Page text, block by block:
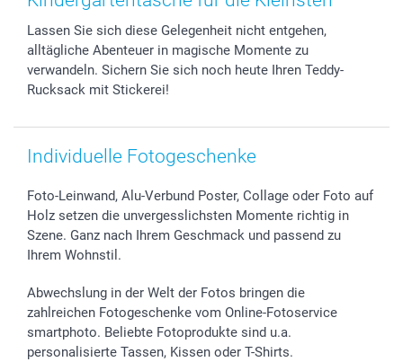
Geschenk-Gutscheine (PDF)
Partnerprogramme
Investor Relations
B2B smartbusiness
Hochzeit
Geburtstag
Geburt
72h Lieferung
Zahlungsmöglichkeiten
Sitemap
smartfriends
smartgarantie
Lassen Sie sich diese Gelegenheit nicht entgehen,
alltägliche Abenteuer in magische Momente zu
verwandeln. Sichern Sie sich noch heute Ihren Teddy-
Rucksack mit Stickerei!
Individuelle Fotogeschenke
Foto-Leinwand, Alu-Verbund Poster, Collage oder Foto auf
Holz setzen die unvergesslichsten Momente richtig in
Szene. Ganz nach Ihrem Geschmack und passend zu
Ihrem Wohnstil.
Abwechslung in der Welt der Fotos bringen die
zahlreichen Fotogeschenke vom Online-Fotoservice
smartphoto. Beliebte Fotoprodukte sind u.a.
personalisierte Tassen, Kissen oder T-Shirts.